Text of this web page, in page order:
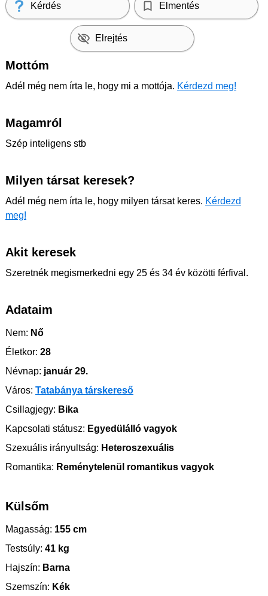
Kérdés Elmentés
Elrejtés
Mottóm
Adél még nem írta le, hogy mi a mottója. Kérdezd meg!
Magamról
Szép inteligens stb
Milyen társat keresek?
Adél még nem írta le, hogy milyen társat keres. Kérdezd
meg!
Akit keresek
Szeretnék megismerkedni egy 25 és 34 év közötti férfival.
Adataim
Nem: Nő
Életkor: 28
Névnap: január 29.
Város: Tatabánya társkereső
Csillagjegy: Bika
Kapcsolati státusz: Egyedülálló vagyok
Szexuális irányultság: Heteroszexuális
Romantika: Reménytelenül romantikus vagyok
Külsőm
Magasság: 155 cm
Testsúly: 41 kg
Hajszín: Barna
Szemszín: Kék